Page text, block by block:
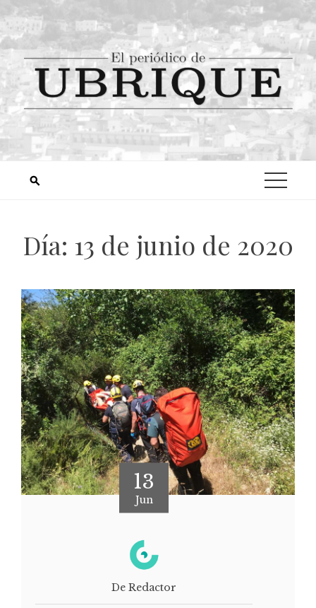
Día: 13 de junio de 2020
13
Jun
De Redactor